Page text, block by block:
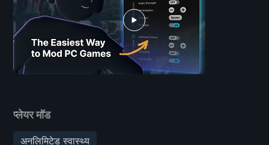
प्लेयर मॉड
अनलिमिटेड स्वास्थ्य